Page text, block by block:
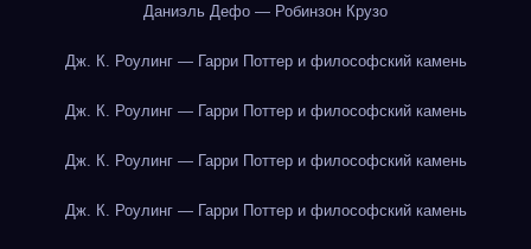
Даниэль Дефо — Робинзон Крузо
Дж. К. Роулинг — Гарри Поттер и философский камень
Дж. К. Роулинг — Гарри Поттер и философский камень
Дж. К. Роулинг — Гарри Поттер и философский камень
Дж. К. Роулинг — Гарри Поттер и философский камень